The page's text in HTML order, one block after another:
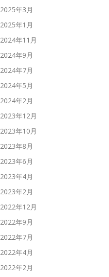
2025年3月
2025年1月
2024年11月
2024年9月
2024年7月
2024年5月
2024年2月
2023年12月
2023年10月
2023年8月
2023年6月
2023年4月
2023年2月
2022年12月
2022年9月
2022年7月
2022年4月
2022年2月